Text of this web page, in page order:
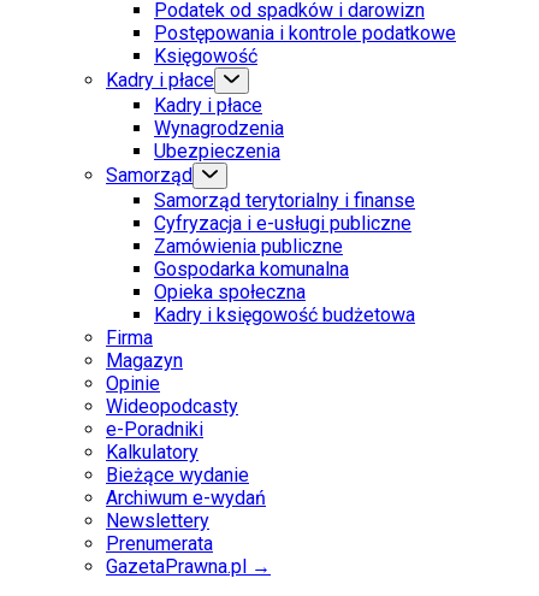
Podatek od spadków i darowizn
Postępowania i kontrole podatkowe
Księgowość
Kadry i płace
Kadry i płace
Wynagrodzenia
Ubezpieczenia
Samorząd
Samorząd terytorialny i finanse
Cyfryzacja i e-usługi publiczne
Zamówienia publiczne
Gospodarka komunalna
Opieka społeczna
Kadry i księgowość budżetowa
Firma
Magazyn
Opinie
Wideopodcasty
e-Poradniki
Kalkulatory
Bieżące wydanie
Archiwum e-wydań
Newslettery
Prenumerata
GazetaPrawna.pl →